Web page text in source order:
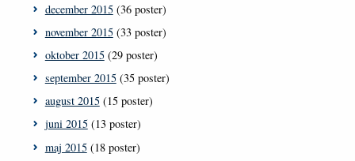
december 2015(36 poster)
november 2015(33 poster)
oktober 2015(29 poster)
september 2015(35 poster)
august 2015(15 poster)
juni 2015(13 poster)
maj 2015(18 poster)